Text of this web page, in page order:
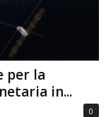
per la
in...
0